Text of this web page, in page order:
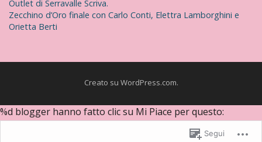
Outlet di Serravalle Scriva.
Zecchino d’Oro finale con Carlo Conti, Elettra Lamborghini e
Orietta Berti
Creato su WordPress.com.
Segui
%d blogger hanno fatto clic su Mi Piace per questo: